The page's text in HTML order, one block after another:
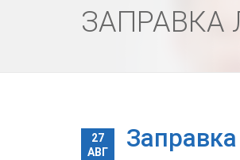
ЗАПРАВКА
27
АВГ